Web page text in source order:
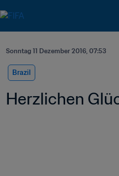
Sonntag 11 Dezember 2016, 07:53
Brazil
Herzlichen